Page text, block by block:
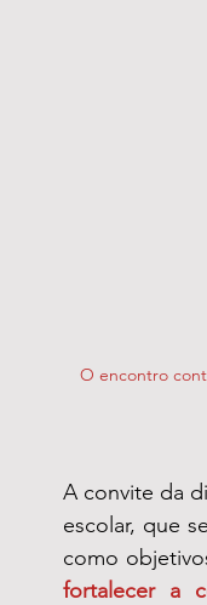
O encontro
A convite da
escolar, que
como
fortalecer a